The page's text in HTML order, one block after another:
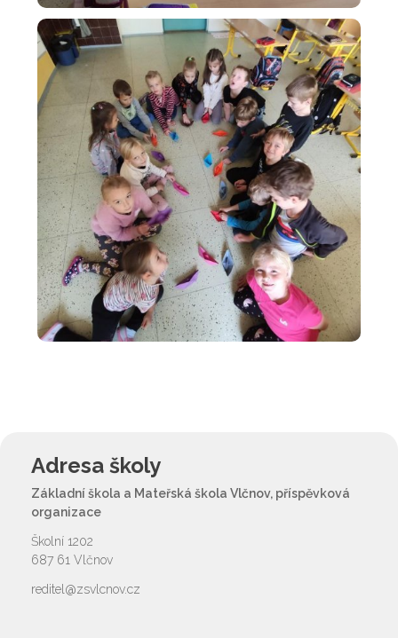
Adresa školy
Základní škola a Mateřská škola Vlčnov, příspěvková
organizace
Školní 1202
687 61 Vlčnov
reditel@zsvlcnov.cz